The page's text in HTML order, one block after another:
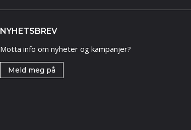
NYHETSBREV
Motta info om nyheter og kampanjer?
Meld meg på